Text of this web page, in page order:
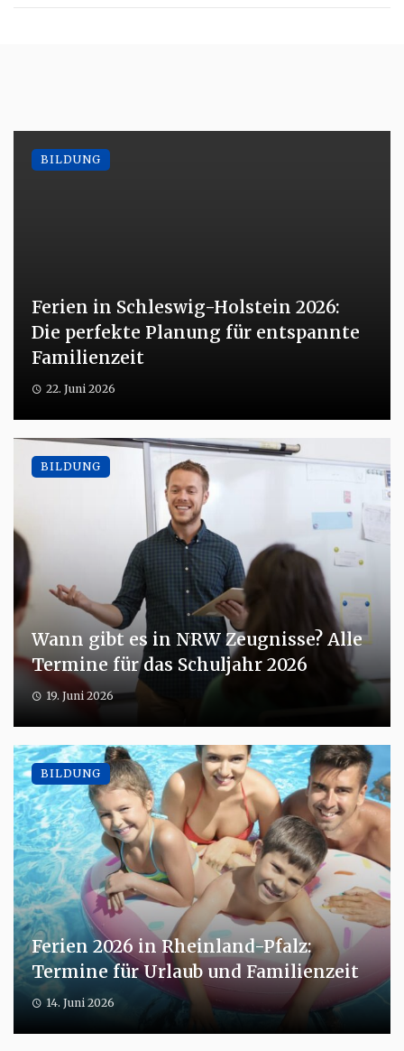
Ferien in Schleswig-Holstein 2026:
Die perfekte Planung für entspannte
Familienzeit
22. Juni 2026
BILDUNG
Wann gibt es in NRW Zeugnisse? Alle
Termine für das Schuljahr 2026
19. Juni 2026
BILDUNG
Ferien 2026 in Rheinland-Pfalz:
Termine für Urlaub und Familienzeit
14. Juni 2026
BILDUNG